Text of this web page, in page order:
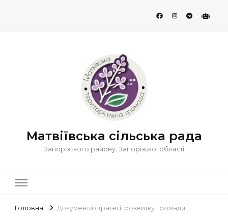
Матвіївська сільська рада
Запорізького району, Запорізької області
Головна Документи стратегії розвитку громади